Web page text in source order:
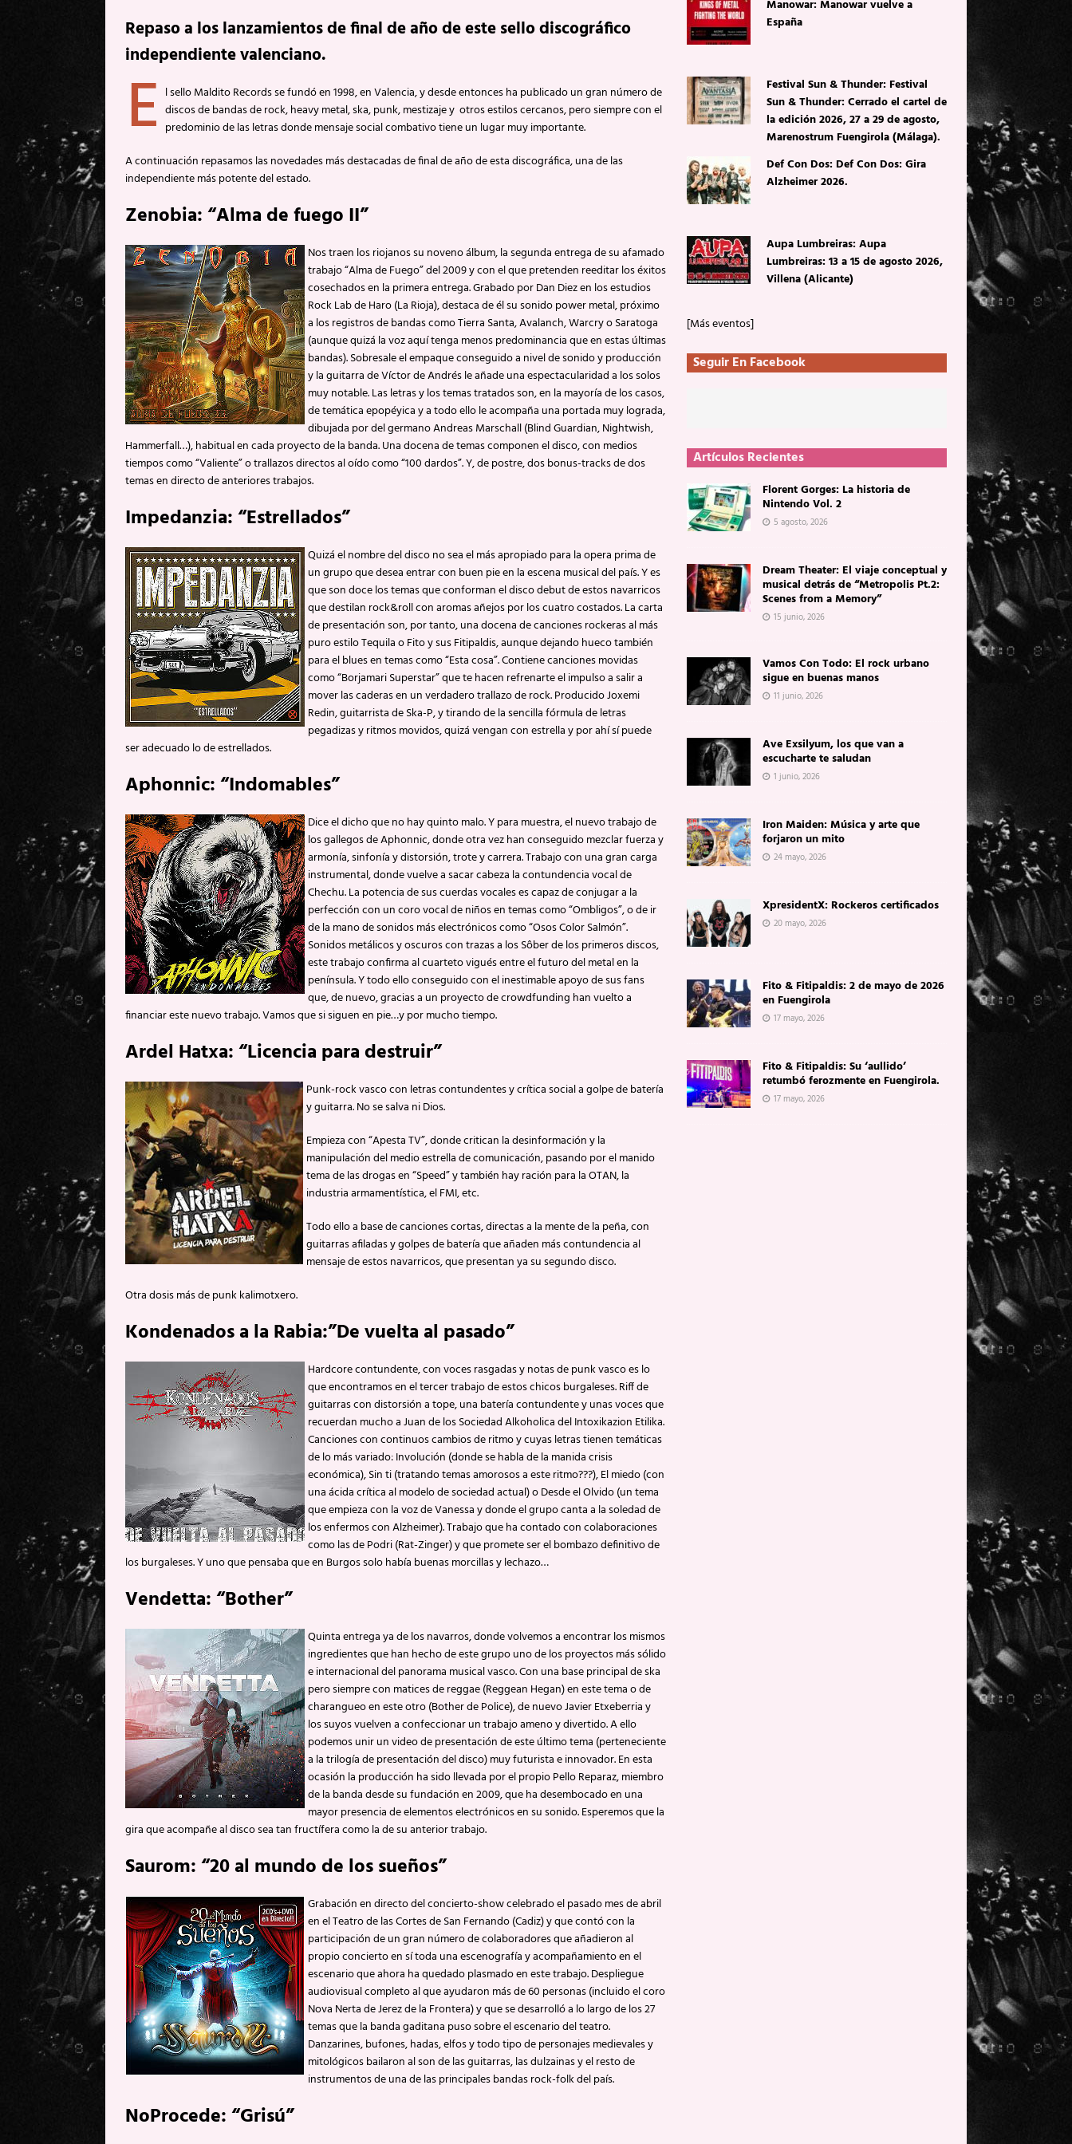
Repaso a los lanzamientos de final de año de este sello discográfico
independiente valenciano.
E l sello Maldito Records se fundó en 1998, en Valencia, y desde entonces ha publicado un gran número de
discos de bandas de rock, heavy metal, ska, punk, mestizaje y otros estilos cercanos, pero siempre con el
predominio de las letras donde mensaje social combativo tiene un lugar muy importante.
A continuación repasamos las novedades más destacadas de final de año de esta discográfica, una de las
independiente más potente del estado.
Zenobia: “Alma de fuego II”
Nos traen los riojanos su noveno álbum, la segunda entrega de su afamado
trabajo “Alma de Fuego” del 2009 y con el que pretenden reeditar los éxitos
cosechados en la primera entrega. Grabado por Dan Diez en los estudios
Rock Lab de Haro (La Rioja), destaca de él su sonido power metal, próximo
a los registros de bandas como Tierra Santa, Avalanch, Warcry o Saratoga
(aunque quizá la voz aquí tenga menos predominancia que en estas últimas
bandas). Sobresale el empaque conseguido a nivel de sonido y producción
y la guitarra de Víctor de Andrés le añade una espectacularidad a los solos
muy notable. Las letras y los temas tratados son, en la mayoría de los casos,
de temática epopéyica y a todo ello le acompaña una portada muy lograda,
dibujada por del germano Andreas Marschall (Blind Guardian, Nightwish,
Hammerfall…), habitual en cada proyecto de la banda. Una docena de temas componen el disco, con medios
tiempos como “Valiente” o trallazos directos al oído como “100 dardos”. Y, de postre, dos bonus-tracks de dos
temas en directo de anteriores trabajos.
Impedanzia: “Estrellados”
Quizá el nombre del disco no sea el más apropiado para la opera prima de
un grupo que desea entrar con buen pie en la escena musical del país. Y es
que son doce los temas que conforman el disco debut de estos navarricos
que destilan rock&roll con aromas añejos por los cuatro costados. La carta
de presentación son, por tanto, una docena de canciones rockeras al más
puro estilo Tequila o Fito y sus Fitipaldis, aunque dejando hueco también
para el blues en temas como “Esta cosa”. Contiene canciones movidas
como “Borjamari Superstar” que te hacen refrenarte el impulso a salir a
mover las caderas en un verdadero trallazo de rock. Producido Joxemi
Redin, guitarrista de Ska-P, y tirando de la sencilla fórmula de letras
pegadizas y ritmos movidos, quizá vengan con estrella y por ahí sí puede
ser adecuado lo de estrellados.
Aphonnic: “Indomables”
Dice el dicho que no hay quinto malo. Y para muestra, el nuevo trabajo de
los gallegos de Aphonnic, donde otra vez han conseguido mezclar fuerza y
armonía, sinfonía y distorsión, trote y carrera. Trabajo con una gran carga
instrumental, donde vuelve a sacar cabeza la contundencia vocal de
Chechu. La potencia de sus cuerdas vocales es capaz de conjugar a la
perfección con un coro vocal de niños en temas como “Ombligos”, o de ir
de la mano de sonidos más electrónicos como “Osos Color Salmón”.
Sonidos metálicos y oscuros con trazas a los Sôber de los primeros discos,
este trabajo confirma al cuarteto vigués entre el futuro del metal en la
península. Y todo ello conseguido con el inestimable apoyo de sus fans
que, de nuevo, gracias a un proyecto de crowdfunding han vuelto a
financiar este nuevo trabajo. Vamos que si siguen en pie…y por mucho tiempo.
Ardel Hatxa: “Licencia para destruir”
Punk-rock vasco con letras contundentes y crítica social a golpe de batería
y guitarra. No se salva ni Dios.
Empieza con “Apesta TV”, donde critican la desinformación y la
manipulación del medio estrella de comunicación, pasando por el manido
tema de las drogas en “Speed” y también hay ración para la OTAN, la
industria armamentística, el FMI, etc.
Todo ello a base de canciones cortas, directas a la mente de la peña, con
guitarras afiladas y golpes de batería que añaden más contundencia al
mensaje de estos navarricos, que presentan ya su segundo disco.
Otra dosis más de punk kalimotxero.
Kondenados a la Rabia:”De vuelta al pasado”
Hardcore contundente, con voces rasgadas y notas de punk vasco es lo
que encontramos en el tercer trabajo de estos chicos burgaleses. Riff de
guitarras con distorsión a tope, una batería contundente y unas voces que
recuerdan mucho a Juan de los Sociedad Alkoholica del Intoxikazion Etilika.
Canciones con continuos cambios de ritmo y cuyas letras tienen temáticas
de lo más variado: Involución (donde se habla de la manida crisis
económica), Sin ti (tratando temas amorosos a este ritmo???), El miedo (con
una ácida crítica al modelo de sociedad actual) o Desde el Olvido (un tema
que empieza con la voz de Vanessa y donde el grupo canta a la soledad de
los enfermos con Alzheimer). Trabajo que ha contado con colaboraciones
como las de Podri (Rat-Zinger) y que promete ser el bombazo definitivo de
los burgaleses. Y uno que pensaba que en Burgos solo había buenas morcillas y lechazo…
Vendetta: “Bother”
Quinta entrega ya de los navarros, donde volvemos a encontrar los mismos
ingredientes que han hecho de este grupo uno de los proyectos más sólido
e internacional del panorama musical vasco. Con una base principal de ska
pero siempre con matices de reggae (Reggean Hegan) en este tema o de
charangueo en este otro (Bother de Police), de nuevo Javier Etxeberria y
los suyos vuelven a confeccionar un trabajo ameno y divertido. A ello
podemos unir un video de presentación de este último tema (perteneciente
a la trilogía de presentación del disco) muy futurista e innovador. En esta
ocasión la producción ha sido llevada por el propio Pello Reparaz, miembro
de la banda desde su fundación en 2009, que ha desembocado en una
mayor presencia de elementos electrónicos en su sonido. Esperemos que la
gira que acompañe al disco sea tan fructífera como la de su anterior trabajo.
Saurom: “20 al mundo de los sueños”
Grabación en directo del concierto-show celebrado el pasado mes de abril
en el Teatro de las Cortes de San Fernando (Cadiz) y que contó con la
participación de un gran número de colaboradores que añadieron al
propio concierto en sí toda una escenografía y acompañamiento en el
escenario que ahora ha quedado plasmado en este trabajo. Despliegue
audiovisual completo al que ayudaron más de 60 personas (incluido el coro
Nova Nerta de Jerez de la Frontera) y que se desarrolló a lo largo de los 27
temas que la banda gaditana puso sobre el escenario del teatro.
Danzarines, bufones, hadas, elfos y todo tipo de personajes medievales y
mitológicos bailaron al son de las guitarras, las dulzainas y el resto de
instrumentos de una de las principales bandas rock-folk del país.
NoProcede: “Grisú”
Manowar: Manowar vuelve a
España
Festival Sun & Thunder: Festival
Sun & Thunder: Cerrado el cartel de
la edición 2026, 27 a 29 de agosto,
Marenostrum Fuengirola (Málaga).
Def Con Dos: Def Con Dos: Gira
Alzheimer 2026.
Aupa Lumbreiras: Aupa
Lumbreiras: 13 a 15 de agosto 2026,
Villena (Alicante)
[Más eventos]
Seguir En Facebook
Artículos Recientes
Florent Gorges: La historia de
Nintendo Vol. 2
5 agosto, 2026
Dream Theater: El viaje conceptual y
musical detrás de “Metropolis Pt.2:
Scenes from a Memory”
15 junio, 2026
Vamos Con Todo: El rock urbano
sigue en buenas manos
11 junio, 2026
Ave Exsilyum, los que van a
escucharte te saludan
1 junio, 2026
Iron Maiden: Música y arte que
forjaron un mito
24 mayo, 2026
XpresidentX: Rockeros certificados
20 mayo, 2026
Fito & Fitipaldis: 2 de mayo de 2026
en Fuengirola
17 mayo, 2026
Fito & Fitipaldis: Su ‘aullido’
retumbó ferozmente en Fuengirola.
17 mayo, 2026